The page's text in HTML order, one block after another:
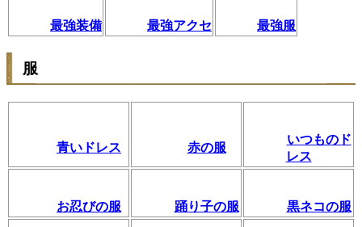
最強装備 最強アクセ 最強服
服
青いドレス 赤の服
いつものド
レス
お忍びの服 踊り子の服 黒ネコの服